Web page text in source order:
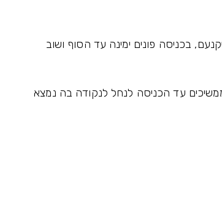
בכניסה פונים ימינה עד הסוף ושוב
עד הכניסה לנחל לנקודה בה נמצא